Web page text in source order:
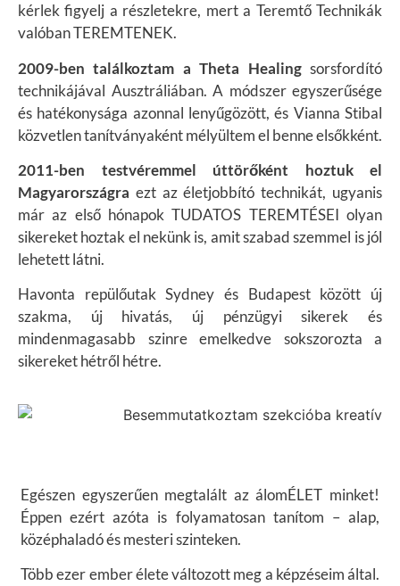
kérlek figyelj a részletekre, mert a Teremtő Technikák
valóban TEREMTENEK.
2009-ben találkoztam a Theta Healingsorsfordító
technikájával Ausztráliában. A módszer egyszerűsége
és hatékonysága azonnal lenyűgözött, és Vianna Stibal
közvetlen tanítványaként mélyültem el benne elsőkként.
2011-ben testvéremmel úttörőként hoztuk el
Magyarországra ezt az életjobbító technikát, ugyanis
már az első hónapok TUDATOS TEREMTÉSEI olyan
sikereket hoztak el nekünk is, amit szabad szemmel is jól
lehetett látni.
Havonta repülőutak Sydney és Budapest között új
szakma, új hivatás, új pénzügyi sikerek és
mindenmagasabb szinre emelkedve sokszorozta a
sikereket hétről hétre.
Egészen egyszerűen megtalált az álomÉLET minket!
Éppen ezért azóta is folyamatosan tanítom – alap,
középhaladó és mesteri szinteken.
Több ezer ember élete változott meg a képzéseim által.